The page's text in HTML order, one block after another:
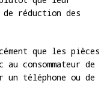
réduction des
que les pièces
consommateur de
téléphone ou de